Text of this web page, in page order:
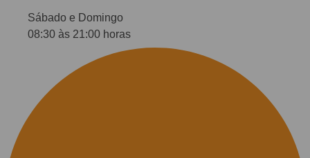
Sábado e Domingo
08:30 às 21:00 horas